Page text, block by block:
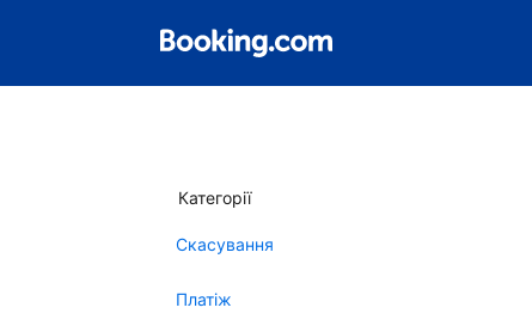
Категорії
Скасування
Платіж